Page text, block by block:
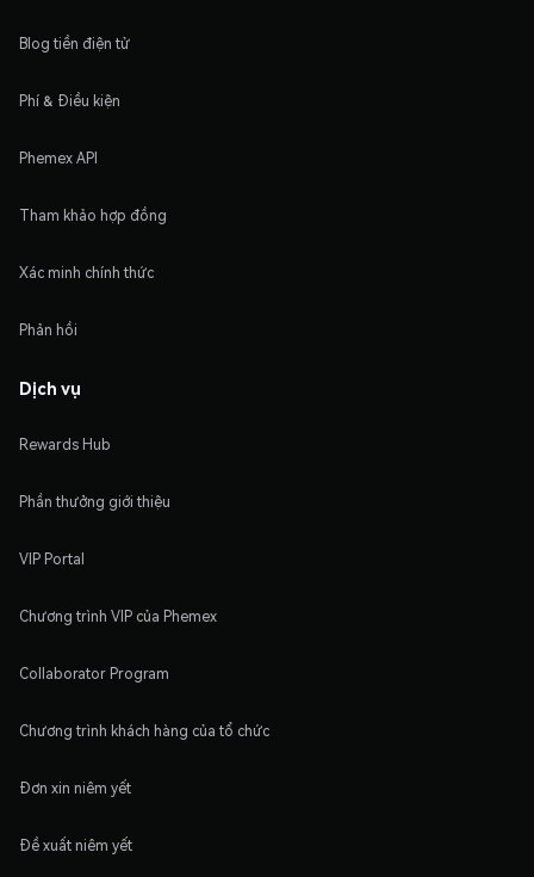
Blog tiền điện tử
Phí & Điều kiện
Phemex API
Tham khảo hợp đồng
Xác minh chính thức
Phản hồi
Dịch vụ
Rewards Hub
Phần thưởng giới thiệu
VIP Portal
Chương trình VIP của Phemex
Collaborator Program
Chương trình khách hàng của tổ chức
Đơn xin niêm yết
Đề xuất niêm yết